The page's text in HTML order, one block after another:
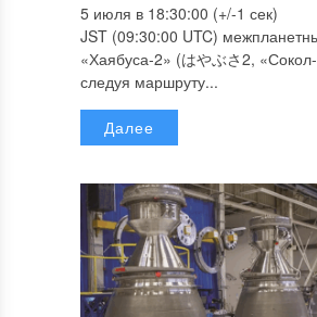
5 июля в 18:30:00 (+/-1 сек)
JST (09:30:00 UTC)
«Хаябуса-2» (はやぶさ2,
следуя маршруту...
Далее